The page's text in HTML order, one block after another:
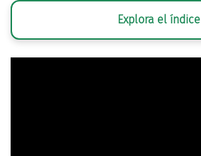
Explora el índice